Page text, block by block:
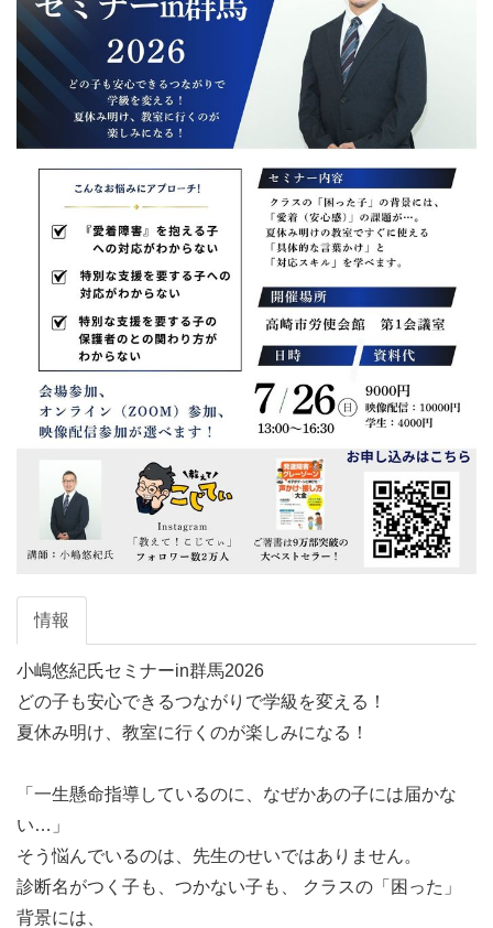
情報
小嶋悠紀氏セミナーin群馬2026
どの子も安心できるつながりで学級を変える！
夏休み明け、教室に行くのが楽しみになる！
「一生懸命指導しているのに、なぜかあの子には届かな
い…」
そう悩んでいるのは、先生のせいではありません。
診断名がつく子も、つかない子も、 クラスの「困った」
背景には、